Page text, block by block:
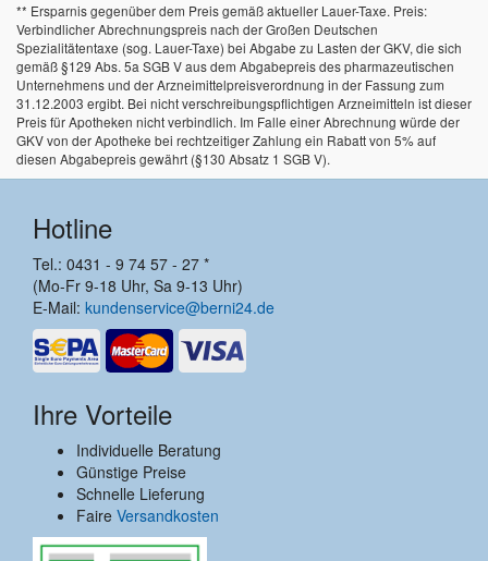
** Ersparnis gegenüber dem Preis gemäß aktueller Lauer-Taxe. Preis:
Verbindlicher Abrechnungspreis nach der Großen Deutschen
Spezialitätentaxe (sog. Lauer-Taxe) bei Abgabe zu Lasten der GKV, die sich
gemäß §129 Abs. 5a SGB V aus dem Abgabepreis des pharmazeutischen
Unternehmens und der Arzneimittelpreisverordnung in der Fassung zum
31.12.2003 ergibt. Bei nicht verschreibungspflichtigen Arzneimitteln ist dieser
Preis für Apotheken nicht verbindlich. Im Falle einer Abrechnung würde der
GKV von der Apotheke bei rechtzeitiger Zahlung ein Rabatt von 5% auf
diesen Abgabepreis gewährt (§130 Absatz 1 SGB V).
Hotline
Tel.: 0431 - 9 74 57 - 27 *
(Mo-Fr 9-18 Uhr, Sa 9-13 Uhr)
E-Mail: kundenservice@berni24.de
Ihre Vorteile
Individuelle Beratung
Günstige Preise
Schnelle Lieferung
Faire Versandkosten